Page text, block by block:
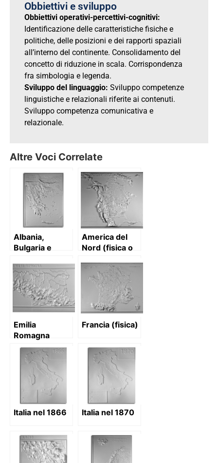
Obbiettivi e sviluppo
Obbiettivi operativi-percettivi-cognitivi:
Identificazione delle caratteristiche fisiche e
politiche, delle posizioni e dei rapporti spaziali
all’interno del continente. Consolidamento del
concetto di riduzione in scala. Corrispondenza
fra simbologia e legenda.
Sviluppo del linguaggio: Sviluppo competenze
linguistiche e relazionali riferite ai contenuti.
Sviluppo competenza comunicativa e
relazionale.
Altre Voci Correlate
Albania,
Bulgaria e
America del
Nord (fisica o
Emilia
Romagna
(fisica)
Francia (fisica)
Italia nel 1866 Italia nel 1870